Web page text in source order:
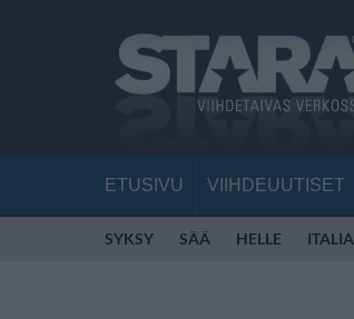
ETUSIVU VIIHDEUUTISET
SYKSY SÄÄ HELLE ITALIA